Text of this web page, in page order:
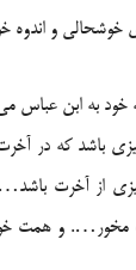
به ابن عباس
باشد که در آخرت
از آخرت
مخور…. و همت